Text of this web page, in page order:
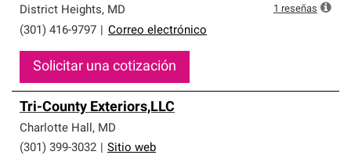
District Heights, MD
(301) 416-9797
Correo electrónico
Solicitar una cotización
1 reseñas
Tri-County Exteriors,LLC
Charlotte Hall, MD
(301) 399-3032
Sitio web